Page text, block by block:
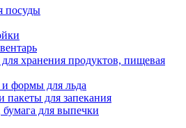
посуды
хранения продуктов, пищевая
формы для льда
пакеты для запекания
для выпечки